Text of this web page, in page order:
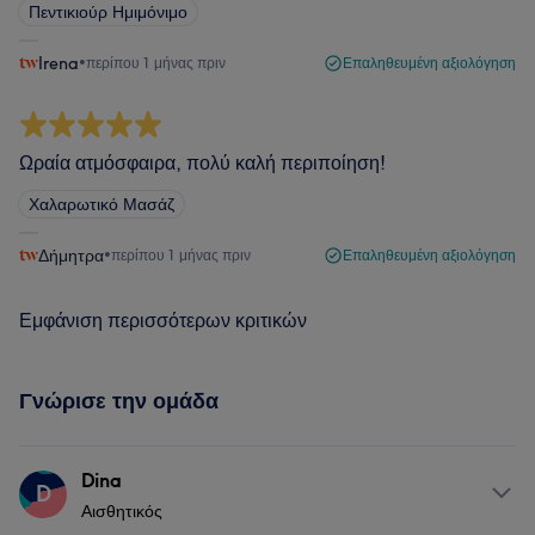
Πεντικιούρ Ημιμόνιμο
Irena•περίπου 1 μήνας πριν Επαληθευμένη αξιολόγηση
Ωραία ατμόσφαιρα, πολύ καλή περιποίηση!
Χαλαρωτικό Μασάζ
Δήμητρα•περίπου 1 μήνας πριν Επαληθευμένη αξιολόγηση
Εμφάνιση περισσότερων κριτικών
Γνώρισε την ομάδα
D Dina
Αισθητικός